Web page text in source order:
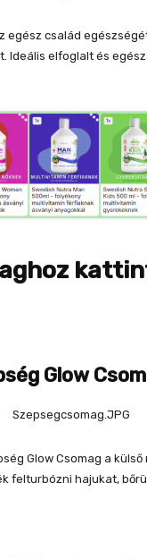
egész család
Ideális elfoglalt és
Glow
Glow Csomag a
felturbózni hajukat,